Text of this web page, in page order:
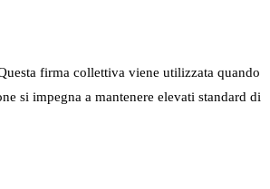
firma collettiva viene utilizzata quando
si impegna a mantenere elevati standard di